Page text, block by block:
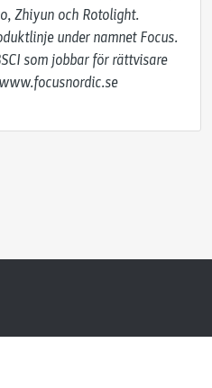
Zhiyun och Rotolight.
under namnet Focus.
som jobbar för rättvisare